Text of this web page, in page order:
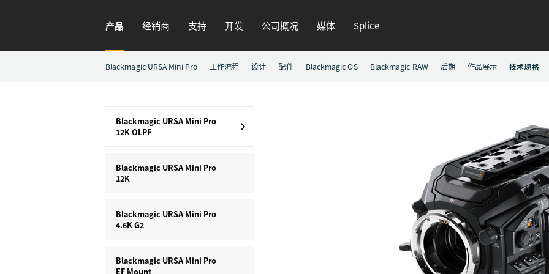
产品 经销商 支持 开发 公司概况 媒体 Splice
Blackmagic URSA Mini Pro 工作流程 设计 配件 Blackmagic OS Blackmagic RAW 后期 作品展示 技术规格
Blackmagic URSA Mini Pro
12K OLPF
Blackmagic URSA Mini Pro
12K
Blackmagic URSA Mini Pro
4.6K G2
Blackmagic URSA Mini Pro
EF Mount